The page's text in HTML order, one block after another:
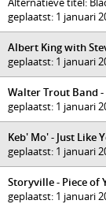
geplaatst: 1 januari
Albert King with
geplaatst: 1 januari
Walter Trout Band
geplaatst: 1 januari
Keb' Mo' - Just Like
geplaatst: 1 januari
Storyville - Piece of
geplaatst: 1 januari